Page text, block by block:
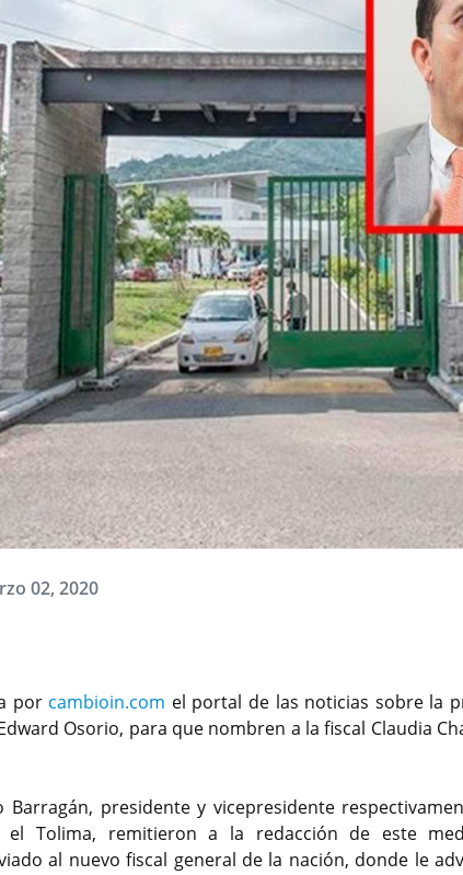
02, 2020
por cambioin.com el portal de las noticias sobre la
Osorio, para que nombren a la fiscal Claudia
presidente y vicepresidente
Tolima, remitieron a la redacción de este
al nuevo fiscal general de la nación, donde le